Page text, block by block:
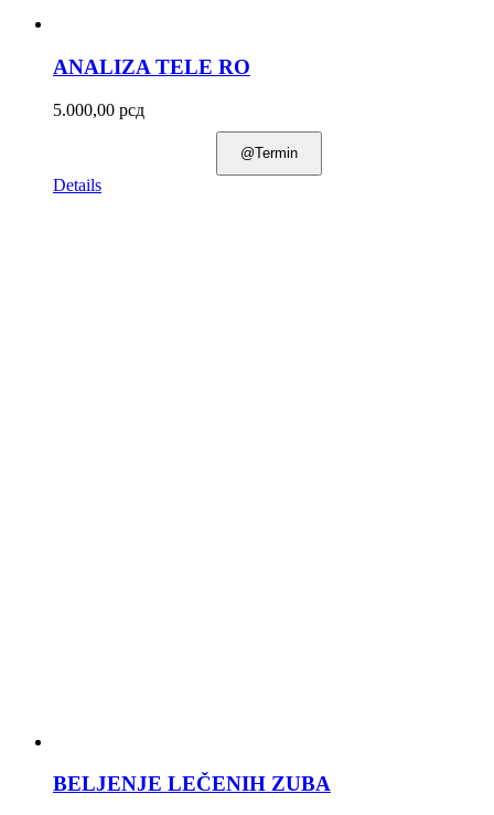
ANALIZA TELE RO
5.000,00 рсд
@Termin
Details
BELJENJE LEČENIH ZUBA